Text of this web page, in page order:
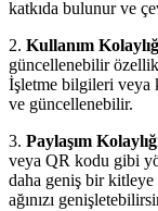
katkıda bulunur ve
2. Kullanım
güncellenebilir
İşletme bilgileri veya
ve güncellenebilir.
3. Paylaşım
veya QR kodu gibi
daha geniş bir kitleye
ağınızı